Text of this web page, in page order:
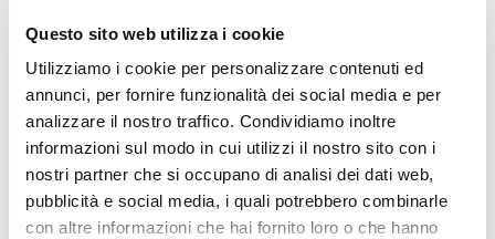
Questo sito web utilizza i cookie
Utilizziamo i cookie per personalizzare contenuti ed
annunci, per fornire funzionalità dei social media e per
analizzare il nostro traffico. Condividiamo inoltre
informazioni sul modo in cui utilizzi il nostro sito con i
nostri partner che si occupano di analisi dei dati web,
pubblicità e social media, i quali potrebbero combinarle
con altre informazioni che hai fornito loro o che hanno
3000 € 12,80
€ 12,79
5000 € 12,76 € 13,47
6000 € 12,74 € 13,44
7000 € 12,73 € 13,43